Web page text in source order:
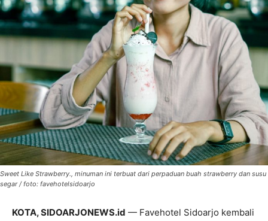
Sweet Like Strawberry., minuman ini terbuat dari perpaduan buah strawberry dan susu
segar / foto: favehotelsidoarjo
KOTA, SIDOARJONEWS.id — Favehotel Sidoarjo kembali